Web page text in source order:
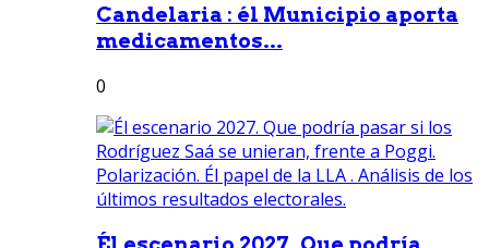
Candelaria : él Municipio aporta
medicamentos...
0